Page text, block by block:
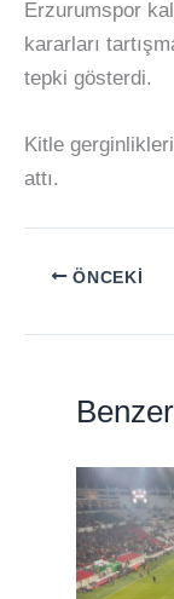
Erzurumspor
kararları
tepki gösterdi.
Kitle
attı.
ÖNCEKI